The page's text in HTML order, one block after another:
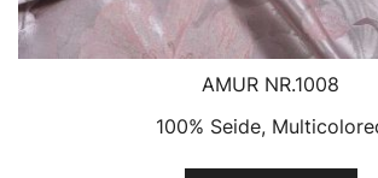
AMUR NR.1008
100% Seide,